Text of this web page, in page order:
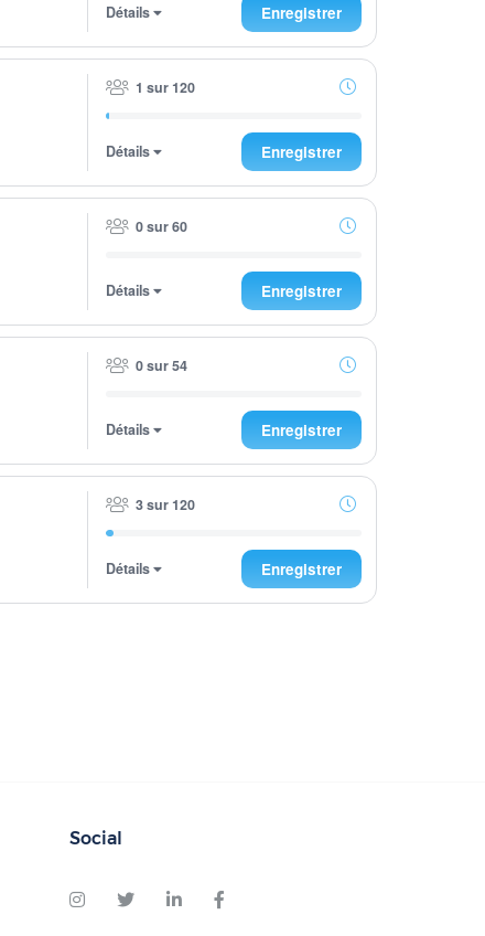
Détails Enregistrer
1 sur 120
Détails Enregistrer
0 sur 60
Détails Enregistrer
0 sur 54
Détails Enregistrer
3 sur 120
Détails Enregistrer
Social